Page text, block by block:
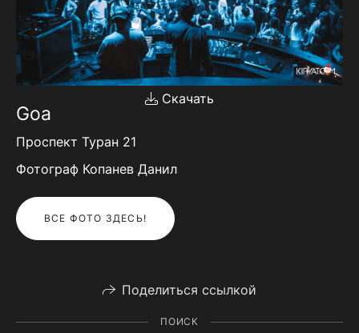
Скачать
Goa
Проспект Туран 21
Фотограф Копанев Данил
ВСЕ ФОТО ЗДЕСЬ!
Поделиться ссылкой
ПОИСК